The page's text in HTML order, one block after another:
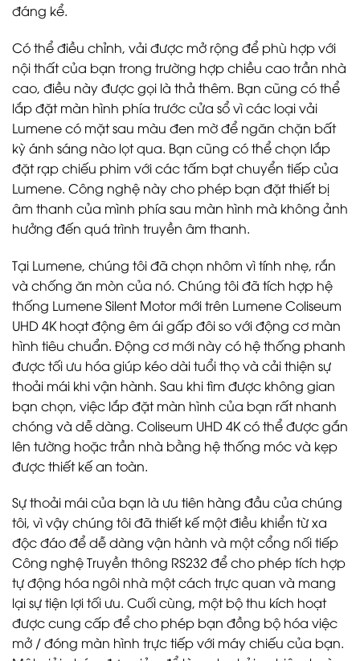
đáng kể.
Có thể điều chỉnh, vải được mở rộng để phù hợp với
nội thất của bạn trong trường hợp chiều cao trần nhà
cao, điều này được gọi là thả thêm. Bạn cũng có thể
lắp đặt màn hình phía trước cửa sổ vì các loại vải
Lumene có mặt sau màu đen mờ để ngăn chặn bất
kỳ ánh sáng nào lọt qua. Bạn cũng có thể chọn lắp
đặt rạp chiếu phim với các tấm bạt chuyển tiếp của
Lumene. Công nghệ này cho phép bạn đặt thiết bị
âm thanh của mình phía sau màn hình mà không ảnh
hưởng đến quá trình truyền âm thanh.
Tại Lumene, chúng tôi đã chọn nhôm vì tính nhẹ, rắn
và chống ăn mòn của nó. Chúng tôi đã tích hợp hệ
thống Lumene Silent Motor mới trên Lumene Coliseum
UHD 4K hoạt động êm ái gấp đôi so với động cơ màn
hình tiêu chuẩn. Động cơ mới này có hệ thống phanh
được tối ưu hóa giúp kéo dài tuổi thọ và cải thiện sự
thoải mái khi vận hành. Sau khi tìm được không gian
bạn chọn, việc lắp đặt màn hình của bạn rất nhanh
chóng và dễ dàng. Coliseum UHD 4K có thể được gắn
lên tường hoặc trần nhà bằng hệ thống móc và kẹp
được thiết kế an toàn.
Sự thoải mái của bạn là ưu tiên hàng đầu của chúng
tôi, vì vậy chúng tôi đã thiết kế một điều khiển từ xa
độc đáo để dễ dàng vận hành và một cổng nối tiếp
Công nghệ Truyền thông RS232 để cho phép tích hợp
tự động hóa ngôi nhà một cách trực quan và mang
lại sự tiện lợi tối ưu. Cuối cùng, một bộ thu kích hoạt
được cung cấp để cho phép bạn đồng bộ hóa việc
mở / đóng màn hình trực tiếp với máy chiếu của bạn.